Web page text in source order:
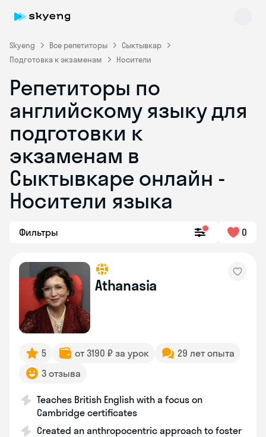
Skyeng Все репетиторы
Сыктывкар
Подготовка к экзаменам
Носители
Репетиторы по
английскому языку для
подготовки к
экзаменам в
Сыктывкаре онлайн -
Носители языка
Фильтры 0
Athanasia
5 от 3190 ₽ за урок
29 лет опыта
3 отзыва
Teaches British English with a focus on
Cambridge certificates
Created an anthropocentric approach to foster
Skyeng Chat